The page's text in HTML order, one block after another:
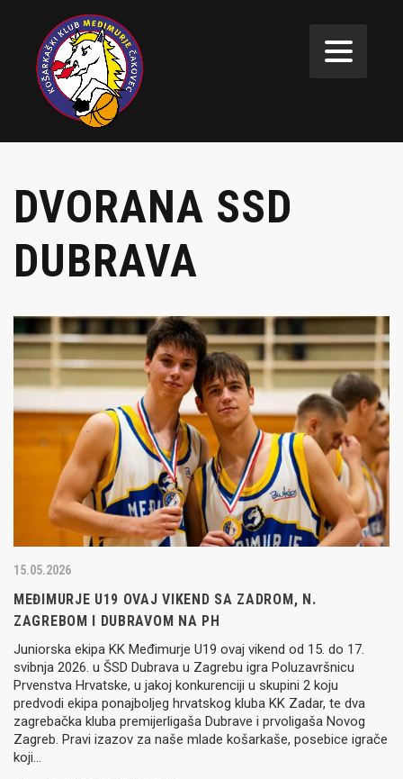
DVORANA SSD
DUBRAVA
15.05.2026
MEĐIMURJE U19 OVAJ VIKEND SA ZADROM, N.
ZAGREBOM I DUBRAVOM NA PH
Juniorska ekipa KK Međimurje U19 ovaj vikend od 15. do 17.
svibnja 2026. u ŠSD Dubrava u Zagrebu igra Poluzavršnicu
Prvenstva Hrvatske, u jakoj konkurenciji u skupini 2 koju
predvodi ekipa ponajboljeg hrvatskog kluba KK Zadar, te dva
zagrebačka kluba premijerligaša Dubrave i prvoligaša Novog
Zagreb. Pravi izazov za naše mlade košarkaše, posebice igrače
koji…